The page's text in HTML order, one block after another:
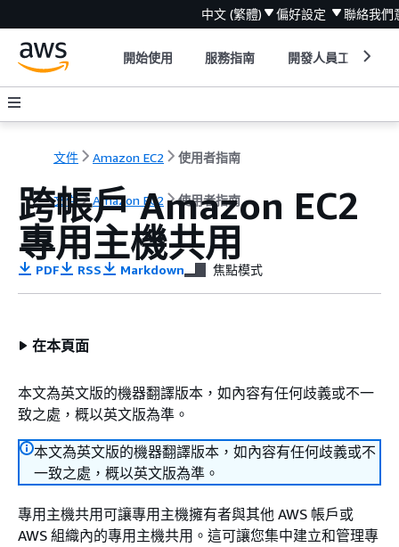
中文 (繁體) 偏好設定 聯絡我們
開始使用 服務指南 開發人員工具
文件 Amazon EC2 使用者指南
文件 Amazon EC2 使用者指南
跨帳戶 Amazon EC2
專用主機共用
PDF RSS Markdown 焦點模式
在本頁面
本文為英文版的機器翻譯版本，如內容有任何歧義或不一
致之處，概以英文版為準。
本文為英文版的機器翻譯版本，如內容有任何歧義或不
一致之處，概以英文版為準。
專用主機共用可讓專用主機擁有者與其他 AWS 帳戶或
AWS 組織內的專用主機共用。這可讓您集中建立和管理專